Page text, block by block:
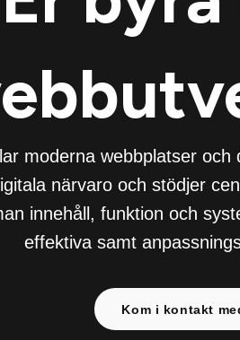
moderna webbplatser och
närvaro och stödjer
innehåll, funktion och
effektiva samt
Kom i kontakt